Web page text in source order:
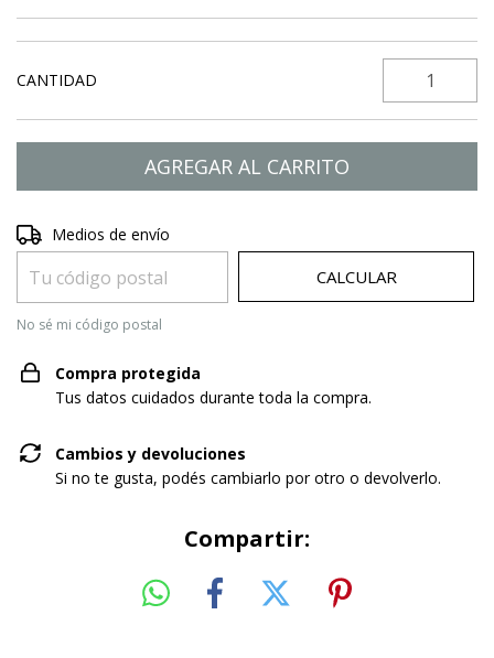
CANTIDAD
Entregas para el CP:
Medios de envío
CALCULAR
No sé mi código postal
Compra protegida
Tus datos cuidados durante toda la compra.
Cambios y devoluciones
Si no te gusta, podés cambiarlo por otro o devolverlo.
Compartir: